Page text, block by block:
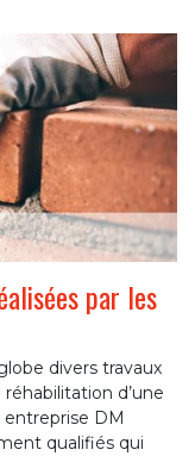
par les
divers travaux
d’une
DM
qualifiés qui